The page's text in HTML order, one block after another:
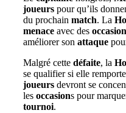
joueurs pour qu’ils
du prochain match. La
menace avec des occasion
améliorer son attaque
Malgré cette défaite, la
se qualifier si elle
joueurs devront se
les occasions pour
tournoi.